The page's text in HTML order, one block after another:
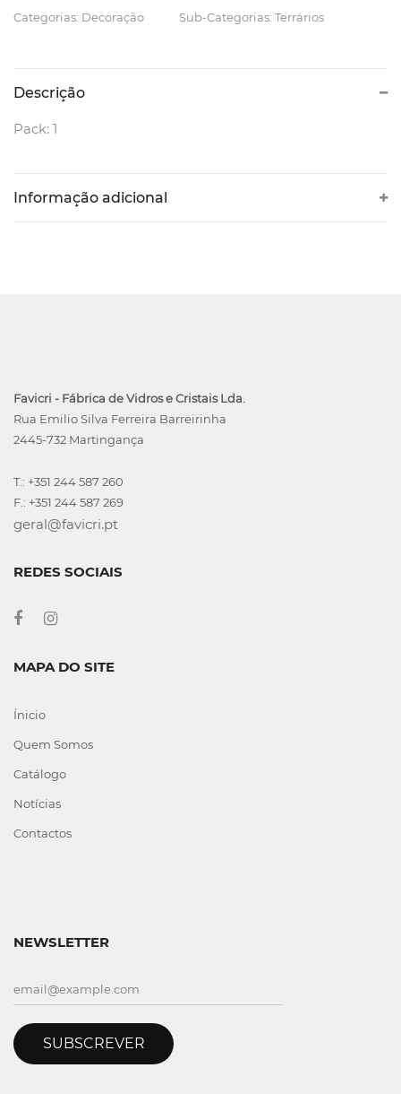
Categorias: Decoração Sub-Categorias: Terrários
Descrição
Pack: 1
Informação adicional
Favicri - Fábrica de Vidros e Cristais Lda.
Rua Emilio Silva Ferreira Barreirinha
2445-732 Martingança
T.: +351 244 587 260
F.: +351 244 587 269
geral@favicri.pt
REDES SOCIAIS
MAPA DO SITE
Ínicio
Quem Somos
Catálogo
Notícias
Contactos
NEWSLETTER
SUBSCREVER